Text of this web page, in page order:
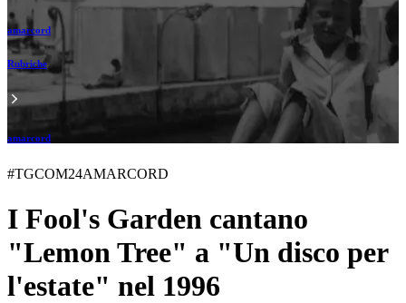
amarcord
Rubriche
amarcord
#TGCOM24AMARCORD
I Fool's Garden cantano
"Lemon Tree" a "Un disco per
l'estate" nel 1996